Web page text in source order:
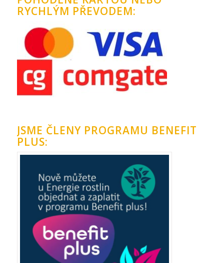
RYCHLÝM PŘEVODEM:
JSME ČLENY PROGRAMU BENEFIT
PLUS: